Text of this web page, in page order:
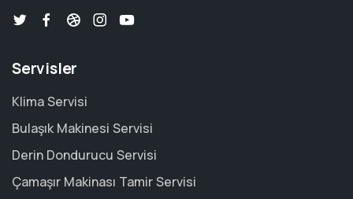
Servisler
Klima Servisi
Bulaşık Makinesi Servisi
Derin Dondurucu Servisi
Çamaşır Makinası Tamir Servisi